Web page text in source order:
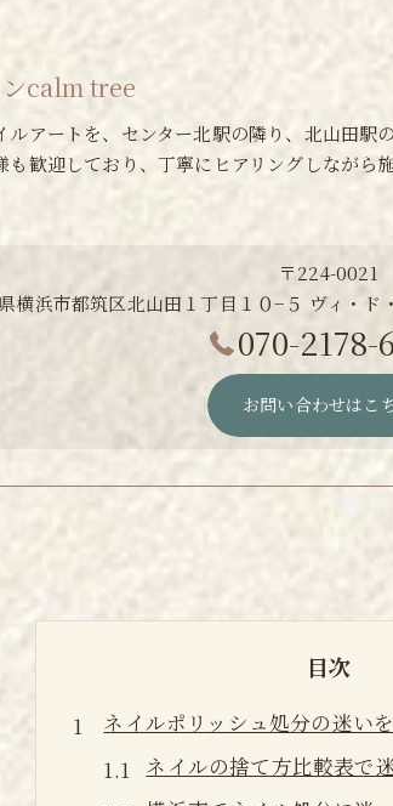
calm tree
ルアートを、センター北駅の隣り、北山田
も歓迎しており、丁寧にヒアリングしながら施
〒224-0021
横浜市都筑区北山田１丁目１０−５ ヴィ・ド
070-2178-
お問い合わせはこ
目次
ネイルポリッシュ処分の迷い
ネイルの捨て方比較表で